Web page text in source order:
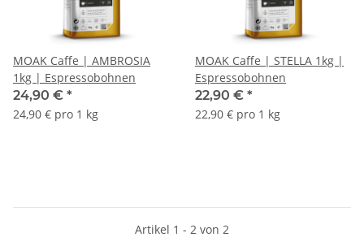
MOAK Caffe | AMBROSIA
1kg | Espressobohnen
24,90 € *
24,90 € pro 1 kg
MOAK Caffe | STELLA 1kg |
Espressobohnen
22,90 € *
22,90 € pro 1 kg
Artikel 1 - 2 von 2